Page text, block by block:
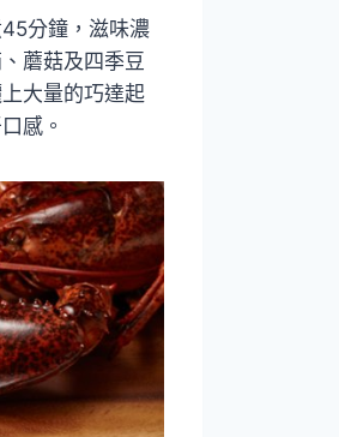
分鐘，滋味濃
蘑菇及四季豆
大量的巧達起
感。